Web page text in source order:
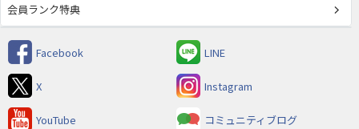
会員ランク特典
Facebook LINE
X Instagram
YouTube コミュニティブログ